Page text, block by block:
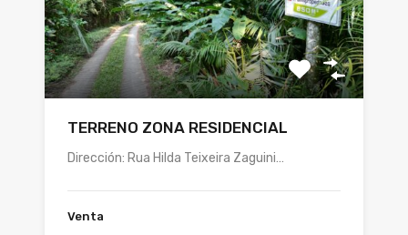
TERRENO ZONA RESIDENCIAL
Dirección: Rua Hilda Teixeira Zaguini…
Venta